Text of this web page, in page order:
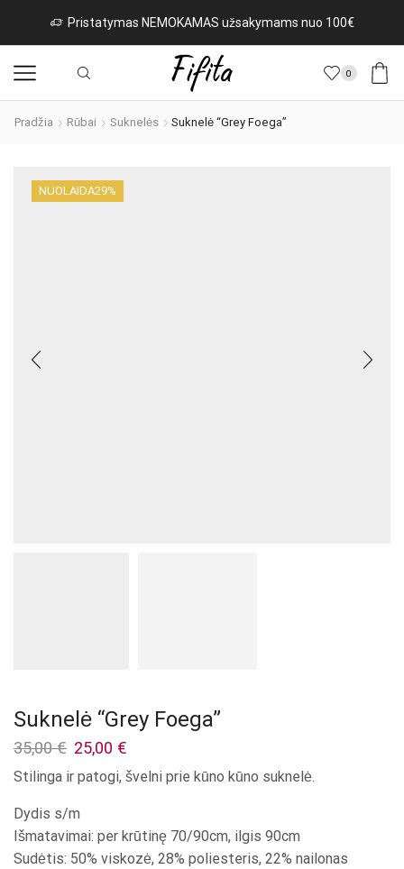
Pristatymas NEMOKAMAS užsakymams nuo 100€
0
Pradžia Rūbai Suknelės Suknelė “Grey Foega”
NUOLAIDA29%
Suknelė “Grey Foega”
35,00€ Original
was:
25,00 €
price
is:
Stilinga ir patogi, švelni prie kūno kūno suknelė.
Dydis s/m
Išmatavimai: per krūtinę 70/90cm, ilgis 90cm
Sudėtis: 50% viskozė, 28% poliesteris, 22% nailonas